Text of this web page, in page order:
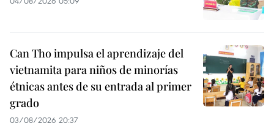
Can Tho impulsa el aprendizaje del
vietnamita para niños de minorías
étnicas antes de su entrada al primer
grado
03/08/2026 20:37